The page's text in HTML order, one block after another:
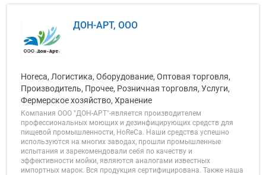
ДОН-АРТ, ООО
Horeca, Логистика, Оборудование, Оптовая торговля,
Производитель, Прочее, Розничная торговля, Услуги,
Фермерское хозяйство, Хранение
Компания ООО "ДОН-АРТ"-является производителем
профессиональных моющих и дезинфицирующих средств для
пищевой промышленности, HoReCa. Наши средства успешно
используются на многих заводах, прошли промышленные
испытания и зарекомендовали себя по качеству и
эффективности мойки, являются аналогами известных
импортных марок. Вся продукция сертифицирована. Также наша